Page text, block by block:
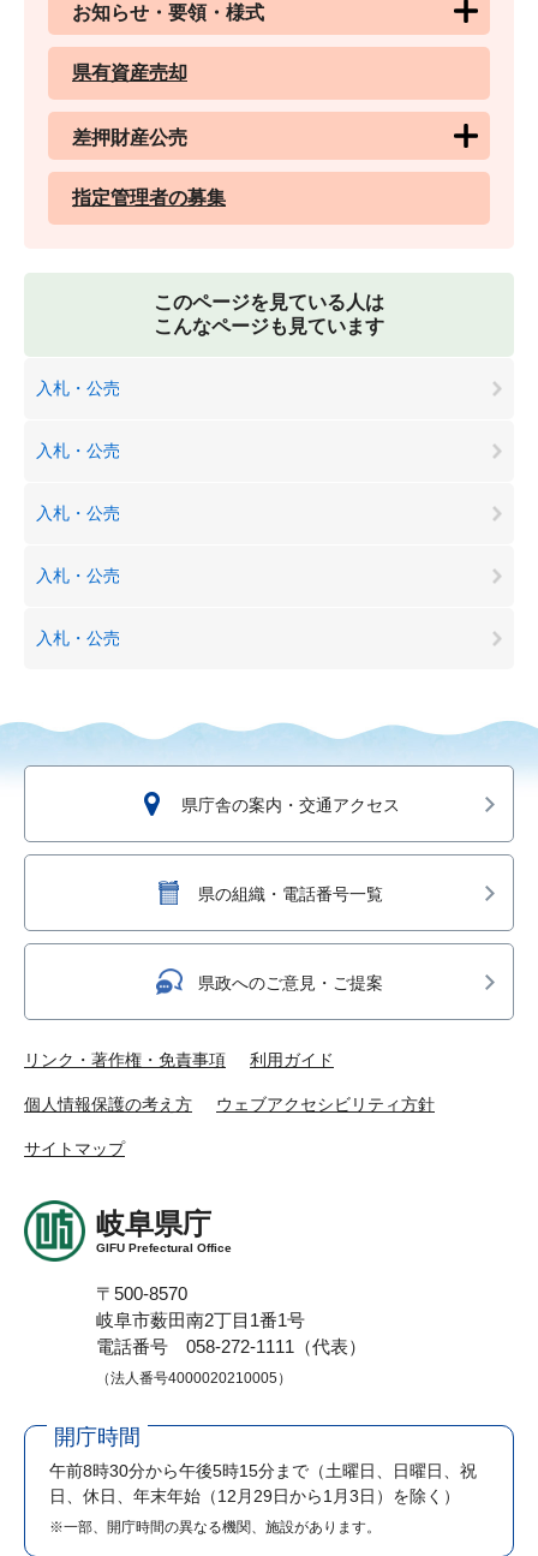
お知らせ・要領・様式
県有資産売却
差押財産公売
指定管理者の募集
このページを見ている人は
こんなページも見ています
入札・公売
入札・公売
入札・公売
入札・公売
入札・公売
県庁舎の案内・交通アクセス
県の組織・電話番号一覧
県政へのご意見・ご提案
リンク・著作権・免責事項 利用ガイド
個人情報保護の考え方 ウェブアクセシビリティ方針
サイトマップ
岐阜県庁
GIFU Prefectural Office
〒500-8570
岐阜市薮田南2丁目1番1号
電話番号 058-272-1111（代表）
（法人番号4000020210005）
開庁時間
午前8時30分から午後5時15分まで （土曜日、日曜日、祝
日、休日、年末年始（12月29日から1月3日）を除く）
※一部、開庁時間の異なる機関、施設があります。